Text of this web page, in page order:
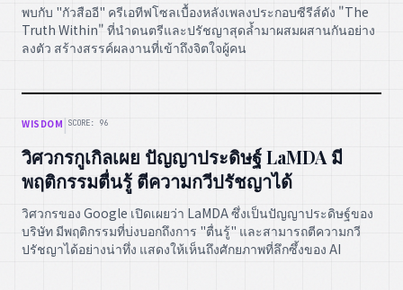
พบกับ "กัวสืออี" ครีเอทีฟโซลเบื้องหลังเพลงประกอบซีรีส์ดัง "The
Truth Within" ที่นำดนตรีและปรัชญาสุดล้ำมาผสมผสานกันอย่าง
ลงตัว สร้างสรรค์ผลงานที่เข้าถึงจิตใจผู้คน
WISDOM | SCORE: 96
วิศวกรกูเกิลเผย ปัญญาประดิษฐ์ LaMDA มี
พฤติกรรมตื่นรู้ ตีความกวีปรัชญาได้
วิศวกรของ Google เปิดเผยว่า LaMDA ซึ่งเป็นปัญญาประดิษฐ์ของ
บริษัท มีพฤติกรรมที่บ่งบอกถึงการ "ตื่นรู้" และสามารถตีความกวี
ปรัชญาได้อย่างน่าทึ่ง แสดงให้เห็นถึงศักยภาพที่ลึกซึ้งของ AI